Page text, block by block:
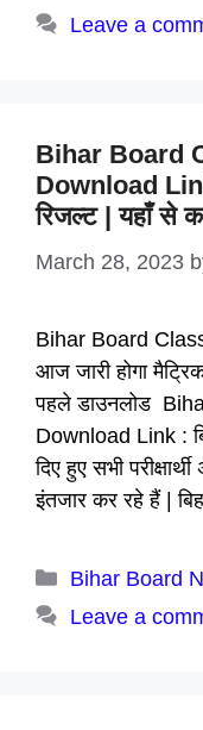
Leave a
Bihar Board
Download
रिजल्ट | यहाँ से
March 28, 2023
Bihar Board
आज जारी होगा
पहले डाउनलोड
Download Link :
दिए हुए सभी
इंतजार कर रहे हैं |
Categories
Bihar Board
Leave a